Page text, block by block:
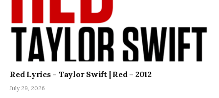
Red Lyrics – Taylor Swift | Red – 2012
July 29, 2026